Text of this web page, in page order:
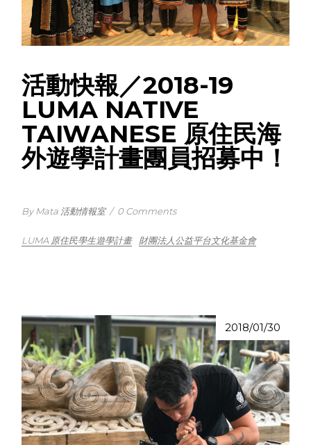
活動快報／2018-19
LUMA NATIVE
TAIWANESE 原住民海
外遊學計畫團員招募中！
By Mata 活動情報室 / 0 Comments
LUMA 原住民學生遊學計畫 財團法人公益平台文化基金會
2018/01/30